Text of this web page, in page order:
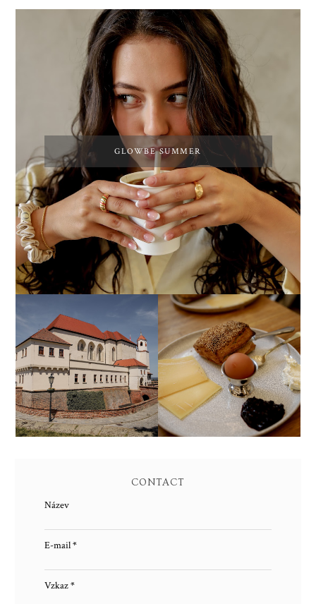
GLOWBE SUMMER
BRNO
SOLO BAKERY &
ANTONÍNOVO
PEKAŘSTVÍ
CONTACT
Název
E-mail*
Vzkaz*